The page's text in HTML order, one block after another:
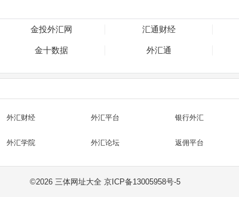
金投外汇网 汇通财经
金十数据 外汇通
外汇财经 外汇平台 银行外汇
外汇学院 外汇论坛 返佣平台
©2026 三体网址大全 京ICP备13005958号-5